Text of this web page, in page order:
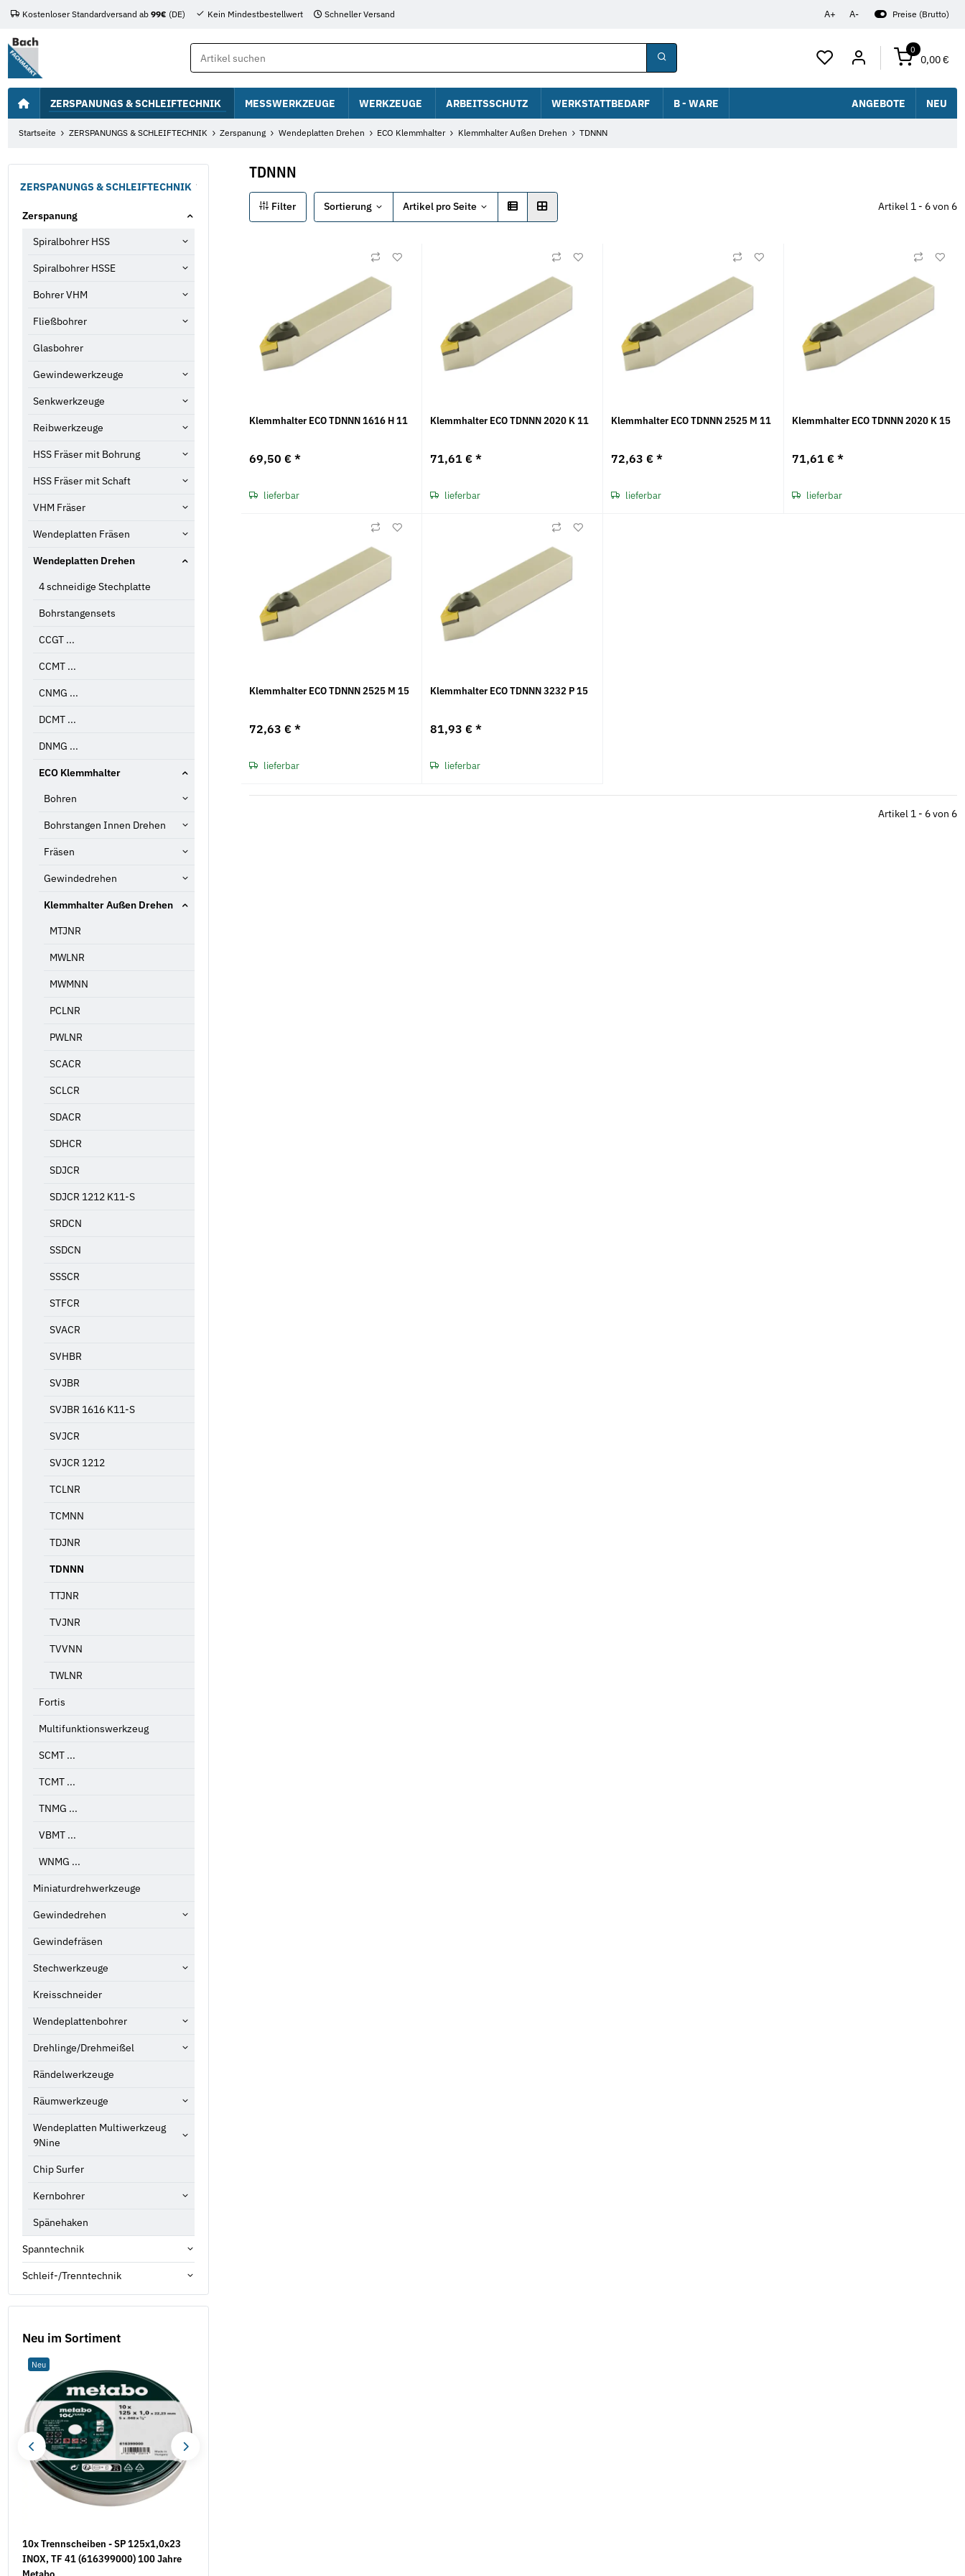
A+ A- Preise (Brutto)
Kostenloser Standardversand ab 99€ (DE) Kein Mindestbestellwert Schneller Versand
0
0,00 €
ZERSPANUNGS & SCHLEIFTECHNIK MESSWERKZEUGE WERKZEUGE ARBEITSSCHUTZ WERKSTATTBEDARF B - WARE ANGEBOTE NEU
Startseite ZERSPANUNGS & SCHLEIFTECHNIK Zerspanung Wendeplatten Drehen ECO Klemmhalter Klemmhalter Außen Drehen TDNNN
TDNNN
Filter Sortierung Artikel pro Seite Artikel 1 - 6 von 6
Klemmhalter ECO TDNNN 1616 H 11
69,50 €*
lieferbar
Klemmhalter ECO TDNNN 2020 K 11
71,61 €*
lieferbar
Klemmhalter ECO TDNNN 2525 M 11
72,63 €*
lieferbar
Klemmhalter ECO TDNNN 2020 K 15
71,61 €*
lieferbar
Klemmhalter ECO TDNNN 2525 M 15
72,63 €*
lieferbar
Klemmhalter ECO TDNNN 3232 P 15
81,93 €*
lieferbar
Artikel 1 - 6 von 6
ZERSPANUNGS & SCHLEIFTECHNIK
Zerspanung
Spiralbohrer HSS
Spiralbohrer HSSE
Bohrer VHM
Fließbohrer
Glasbohrer
Gewindewerkzeuge
Senkwerkzeuge
Reibwerkzeuge
HSS Fräser mit Bohrung
HSS Fräser mit Schaft
VHM Fräser
Wendeplatten Fräsen
Wendeplatten Drehen
4 schneidige Stechplatte
Bohrstangensets
CCGT ...
CCMT ...
CNMG ...
DCMT ...
DNMG ...
ECO Klemmhalter
Bohren
Bohrstangen Innen Drehen
Fräsen
Gewindedrehen
Klemmhalter Außen Drehen
MTJNR
MWLNR
MWMNN
PCLNR
PWLNR
SCACR
SCLCR
SDACR
SDHCR
SDJCR
SDJCR 1212 K11-S
SRDCN
SSDCN
SSSCR
STFCR
SVACR
SVHBR
SVJBR
SVJBR 1616 K11-S
SVJCR
SVJCR 1212
TCLNR
TCMNN
TDJNR
TDNNN
TTJNR
TVJNR
TVVNN
TWLNR
Fortis
Multifunktionswerkzeug
SCMT ...
TCMT ...
TNMG ...
VBMT ...
WNMG ...
Miniaturdrehwerkzeuge
Gewindedrehen
Gewindefräsen
Stechwerkzeuge
Kreisschneider
Wendeplattenbohrer
Drehlinge/Drehmeißel
Rändelwerkzeuge
Räumwerkzeuge
Wendeplatten Multiwerkzeug
9Nine
Chip Surfer
Kernbohrer
Spänehaken
Spanntechnik
Schleif-/Trenntechnik
Neu im Sortiment
Neu
10x Trennscheiben - SP 125x1,0x23
INOX, TF 41 (616399000) 100 Jahre